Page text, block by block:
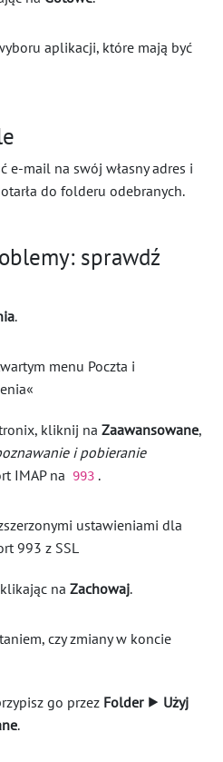
e-mail na swój własny adres i
do folderu odebranych.
sprawdź
.
kliknij na Zaawansowane,
i pobieranie
IMAP na 993 .
na Zachowaj.
go przez Folder ⯈ Użyj
.